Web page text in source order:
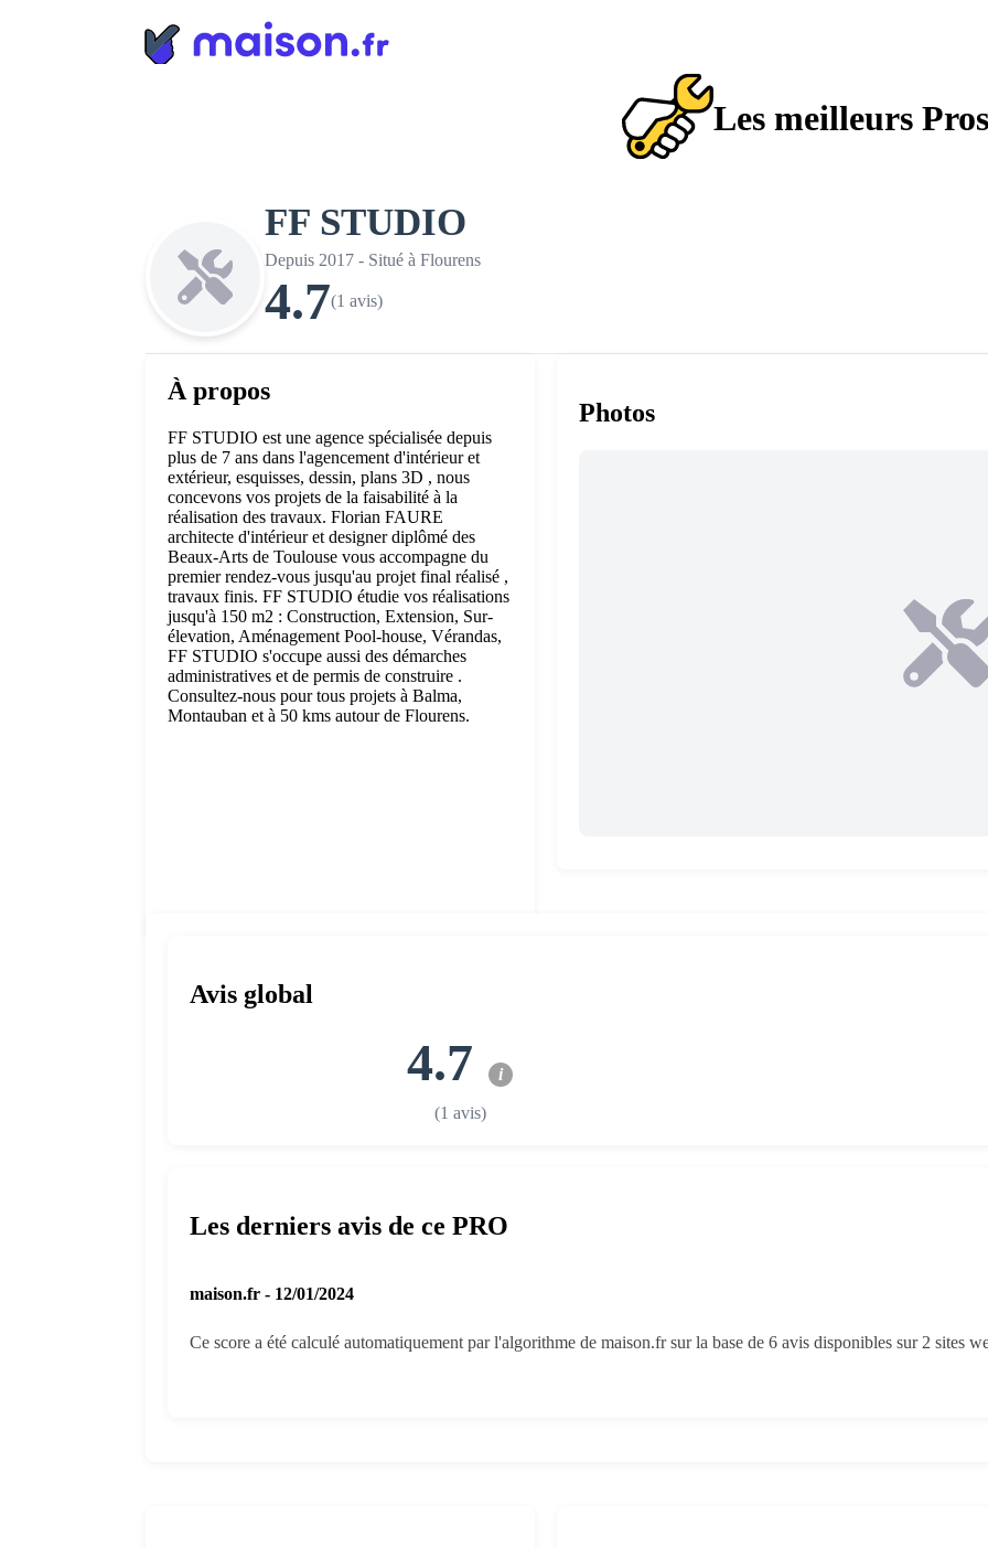
Les meilleurs
FF STUDIO
Depuis 2017 - Situé à Flourens
4.7(1 avis)
À propos
FF STUDIO est une agence spécialisée depuis
plus de 7 ans dans l'agencement d'intérieur et
extérieur, esquisses, dessin, plans 3D , nous
concevons vos projets de la faisabilité à la
réalisation des travaux. Florian FAURE
architecte d'intérieur et designer diplômé des
Beaux-Arts de Toulouse vous accompagne du
premier rendez-vous jusqu'au projet final réalisé ,
travaux finis. FF STUDIO étudie vos réalisations
jusqu'à 150 m2 : Construction, Extension, Sur-
élevation, Aménagement Pool-house, Vérandas,
FF STUDIO s'occupe aussi des démarches
administratives et de permis de construire .
Consultez-nous pour tous projets à Balma,
Montauban et à 50 kms autour de Flourens.
Avis global
4.7 i
(1 avis)
Les derniers avis de ce PRO
maison.fr - 12/01/2024
Ce score a été calculé automatiquement par l'algorithme de maison.fr sur la base de 6 avis disponibles sur 2 sites
Photos